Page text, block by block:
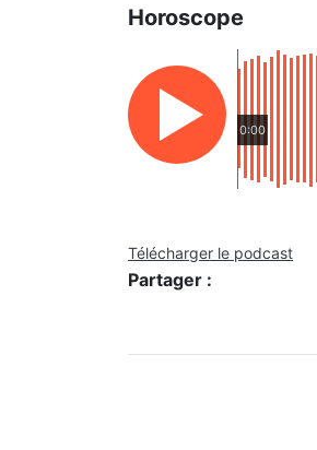
Horoscope
0:00
Télécharger le podcast
Partager :